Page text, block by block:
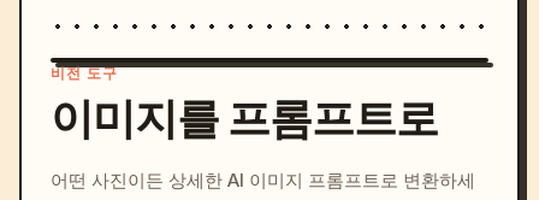
c, cyberpunk sunset, neon
비전 도구
이미지를 프롬프트로
어떤 사진이든 상세한 AI 이미지 프롬프트로 변환하세